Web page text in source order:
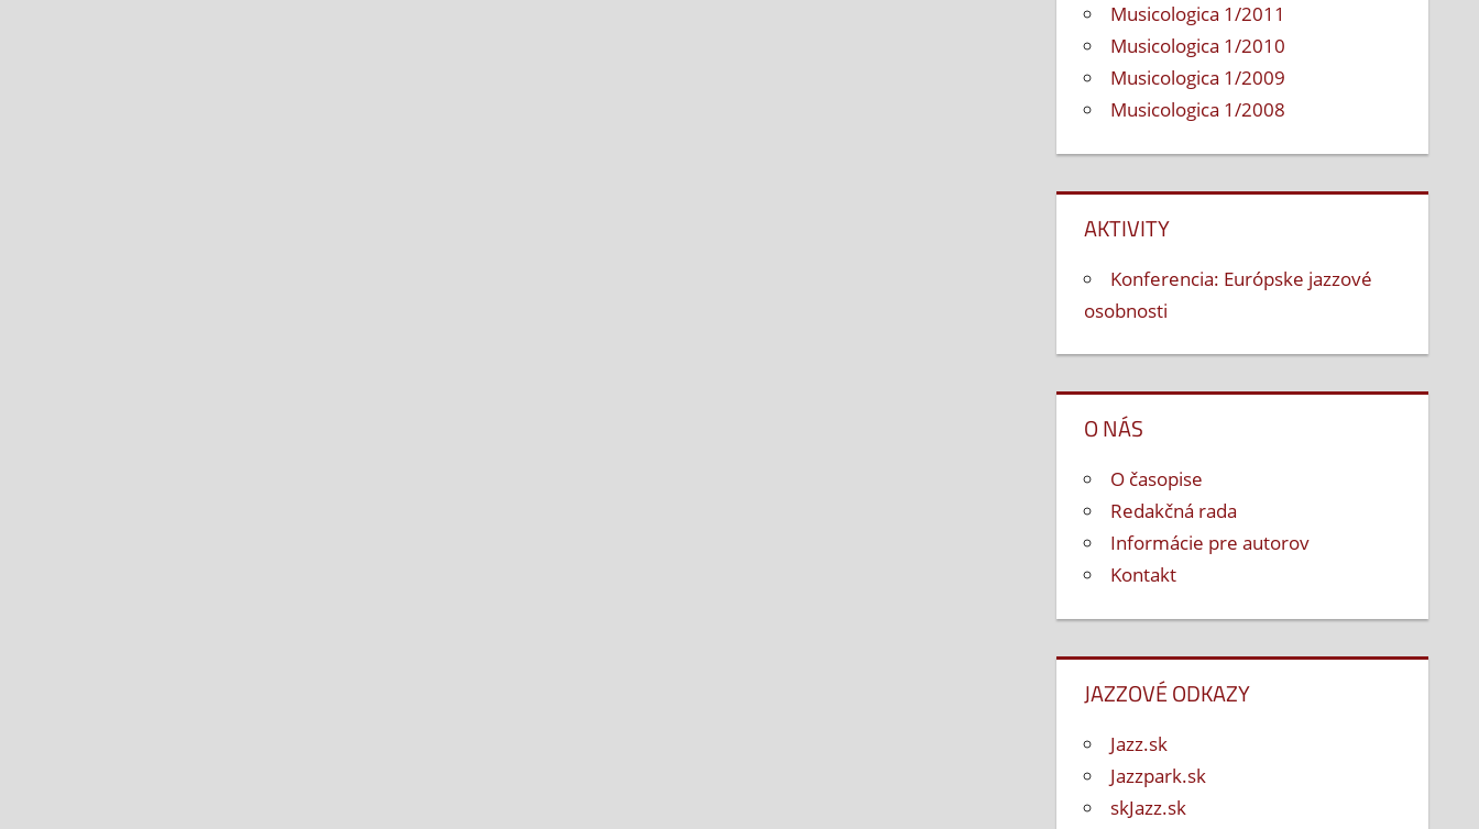
Musicologica 1/2011
Musicologica 1/2010
Musicologica 1/2009
Musicologica 1/2008
AKTIVITY
Konferencia: Európske jazzové
osobnosti
O NÁS
O časopise
Redakčná rada
Informácie pre autorov
Kontakt
JAZZOVÉ ODKAZY
Jazz.sk
Jazzpark.sk
skJazz.sk